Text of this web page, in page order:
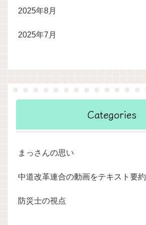
2025年8月
2025年7月
Categories
まっさんの思い
中道改革連合の動画をテキスト要約
防災士の視点